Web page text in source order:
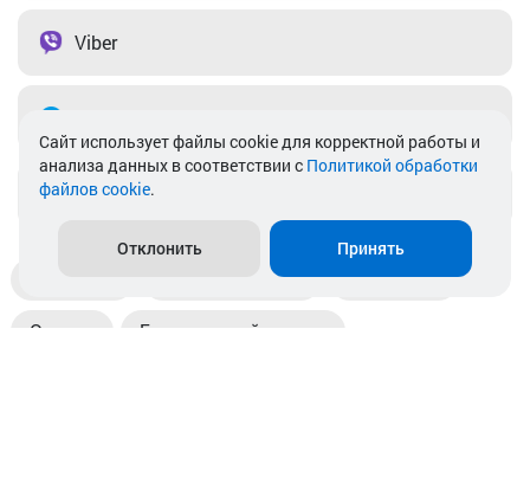
Viber
info@akkamulik.by
Пункты выдачи Магазины
Оплата Безналичный расчет
Cайт использует файлы cookie для корректной работы и
анализа данных в соответствии с Политикой обработки
файлов cookie.
Отклонить Принять